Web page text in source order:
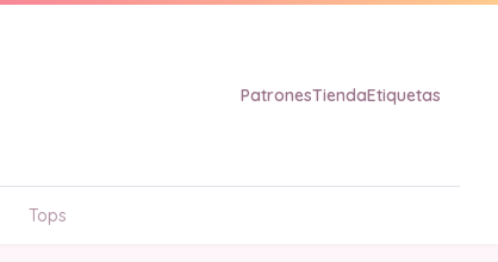
PatronesTiendaEtiquetas
Tops